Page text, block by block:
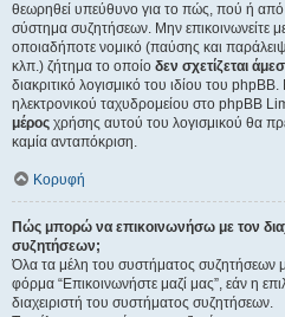
θεωρηθεί υπεύθυνο για το πώς, πού ή από
σύστημα συζητήσεων. Μην επικοινωνείτε
οποιαδήποτε νομικό (παύσης και
κλπ.) ζήτημα το οποίο δεν σχετίζεται
διακριτικό λογισμικό του ιδίου του
ηλεκτρονικού ταχυδρομείου στο phpBB
μέρος χρήσης αυτού του λογισμικού θα
καμία ανταπόκριση.
Κορυφή
Πώς μπορώ να επικοινωνήσω με τον
συζητήσεων;
Όλα τα μέλη του συστήματος συζητήσεων
φόρμα “Επικοινωνήστε μαζί μας”, εάν η
διαχειριστή του συστήματος συζητήσεων.